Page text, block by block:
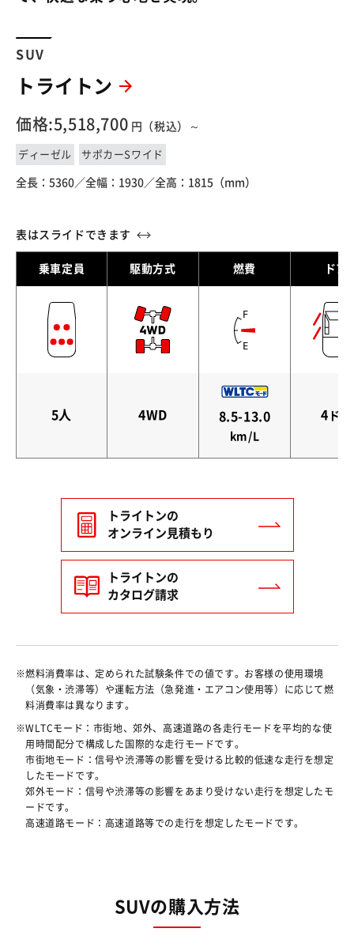
SUV
トライトン
価格:5,518,700 円（税込）～
ディーゼル サポカーSワイド
全長：5360／全幅：1930／全高：1815（mm）
乗車定員 駆動方式 燃費 ドア
5人 4WD 8.5-13.0
km/L
4 ドア
トライトンの
オンライン見積もり
トライトンの
カタログ請求
燃料消費率は、定められた試験条件での値です。お客様の使用環境
（気象・渋滞等）や運転方法（急発進・エアコン使用等）に応じて燃
料消費率は異なります。
WLTCモード：市街地、郊外、高速道路の各走行モードを平均的な使
用時間配分で構成した国際的な走行モードです。
市街地モード：信号や渋滞等の影響を受ける比較的低速な走行を想定
したモードです。
郊外モード：信号や渋滞等の影響をあまり受けない走行を想定したモ
ードです。
高速道路モード：高速道路等での走行を想定したモードです。
SUVの購入方法